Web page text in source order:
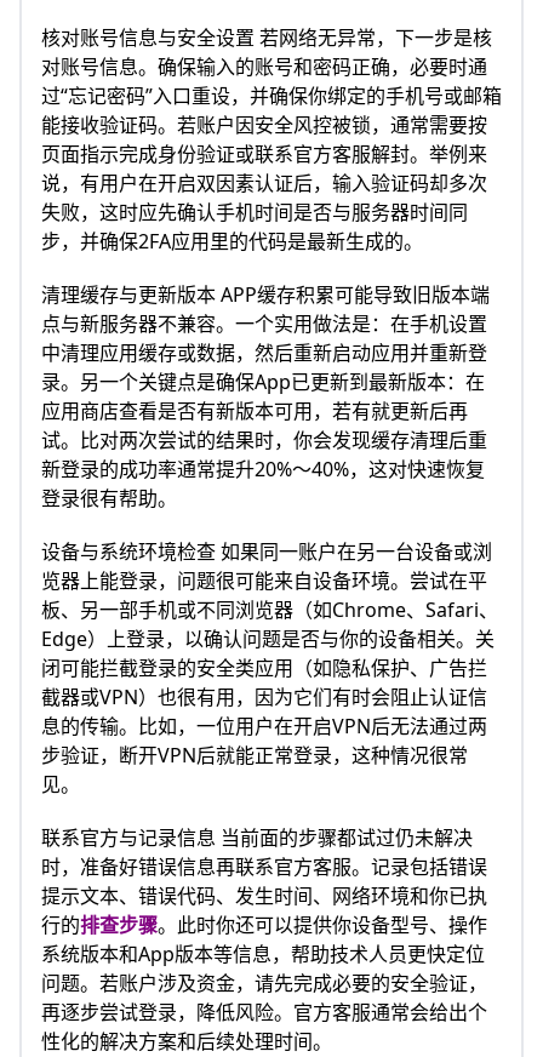
核对账号信息与安全设置 若网络无异常，下一步是核
对账号信息。确保输入的账号和密码正确，必要时通
过“忘记密码”入口重设，并确保你绑定的手机号或邮箱
能接收验证码。若账户因安全风控被锁，通常需要按
页面指示完成身份验证或联系官方客服解封。举例来
说，有用户在开启双因素认证后，输入验证码却多次
失败，这时应先确认手机时间是否与服务器时间同
步，并确保2FA应用里的代码是最新生成的。
清理缓存与更新版本 APP缓存积累可能导致旧版本端
点与新服务器不兼容。一个实用做法是：在手机设置
中清理应用缓存或数据，然后重新启动应用并重新登
录。另一个关键点是确保App已更新到最新版本：在
应用商店查看是否有新版本可用，若有就更新后再
试。比对两次尝试的结果时，你会发现缓存清理后重
新登录的成功率通常提升20%～40%，这对快速恢复
登录很有帮助。
设备与系统环境检查 如果同一账户在另一台设备或浏
览器上能登录，问题很可能来自设备环境。尝试在平
板、另一部手机或不同浏览器（如Chrome、Safari、
Edge）上登录，以确认问题是否与你的设备相关。关
闭可能拦截登录的安全类应用（如隐私保护、广告拦
截器或VPN）也很有用，因为它们有时会阻止认证信
息的传输。比如，一位用户在开启VPN后无法通过两
步验证，断开VPN后就能正常登录，这种情况很常
见。
联系官方与记录信息 当前面的步骤都试过仍未解决
时，准备好错误信息再联系官方客服。记录包括错误
提示文本、错误代码、发生时间、网络环境和你已执
行的排查步骤。此时你还可以提供你设备型号、操作
系统版本和App版本等信息，帮助技术人员更快定位
问题。若账户涉及资金，请先完成必要的安全验证，
再逐步尝试登录，降低风险。官方客服通常会给出个
性化的解决方案和后续处理时间。